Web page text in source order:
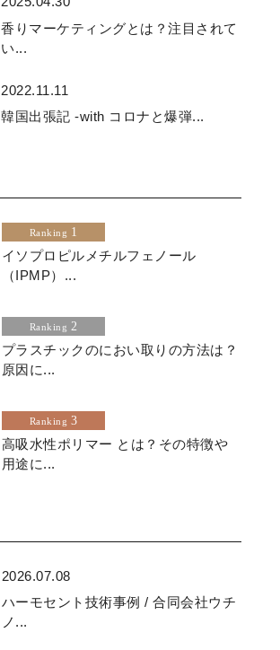
香りマーケティングとは？注目されて
い...
2022.11.11
韓国出張記 -with コロナと爆弾...
Ranking 1
イソプロピルメチルフェノール
（IPMP）...
Ranking 2
プラスチックのにおい取りの方法は？
原因に...
Ranking 3
高吸水性ポリマー とは？その特徴や
用途に...
2026.07.08
ハーモセント技術事例 / 合同会社ウチ
ノ...